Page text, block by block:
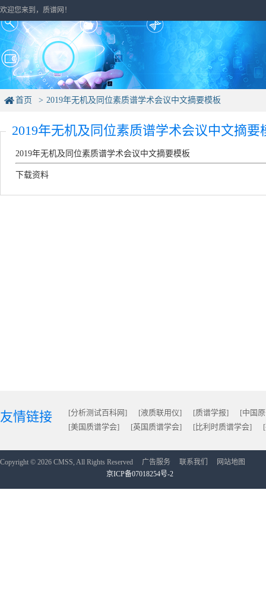
欢迎您来到，质谱网！
首页 2019年无机及同位素质谱学术会议中文摘要模板
2019年无机及同位素质谱学术会议中文摘要
2019年无机及同位素质谱学术会议中文摘要模板
下载资料
友情链接 [分析测试百科网] [液质联用仪] [质谱学报]
[中国
[美国质谱学会]
[英国质谱学会] [比利时质谱学会]
Copyright © 2026 CMSS, All Rights Reserved 广告服务 联系我们
网站地图
京ICP备07018254号-2